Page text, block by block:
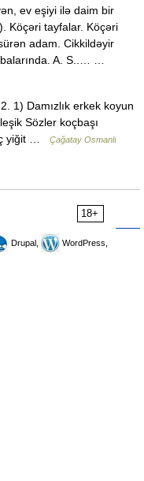
ev eşiyi ilə daim bir
Köçəri tayfalar. Köçəri
adam. Cikkildəyir
A. S..… …
1) Damızlık erkek koyun
Sözler koçbaşı
yiğit …
Çağatay Osmanlı
18+
Drupal,
WordPress,